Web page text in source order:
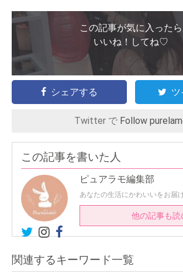
この記事が気に入ったら
いいね！してね♡
シェアする ツ
Twitter で Follow
この記事を書いた人
ピュアラモ編集部
あなたの生活にかわいいをお届
他の記事も読
関連するキーワード一覧